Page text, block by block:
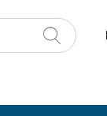
Recherche